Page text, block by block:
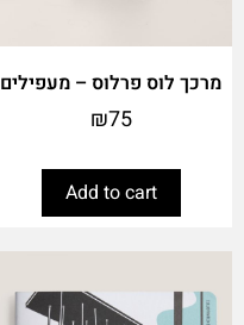
מרכך לוס פרלוס – מעפילים
₪75
Add to cart